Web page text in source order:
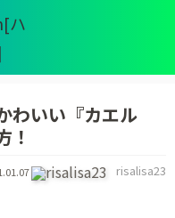
わいい『カエル
！
risalisa23